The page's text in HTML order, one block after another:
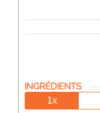
INGRÉDIENTS
1x